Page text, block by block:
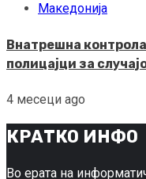
Македонија
Внатрешна
полицајци за
4 месеци ago
КРАТКО ИНФО
Во ерата на